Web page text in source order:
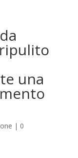
una
| 0